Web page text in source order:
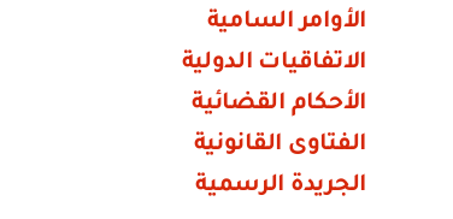
الأوامر السامية
الاتفاقيات الدولية
الأحكام القضائية
الفتاوى القانونية
الجريدة الرسمية